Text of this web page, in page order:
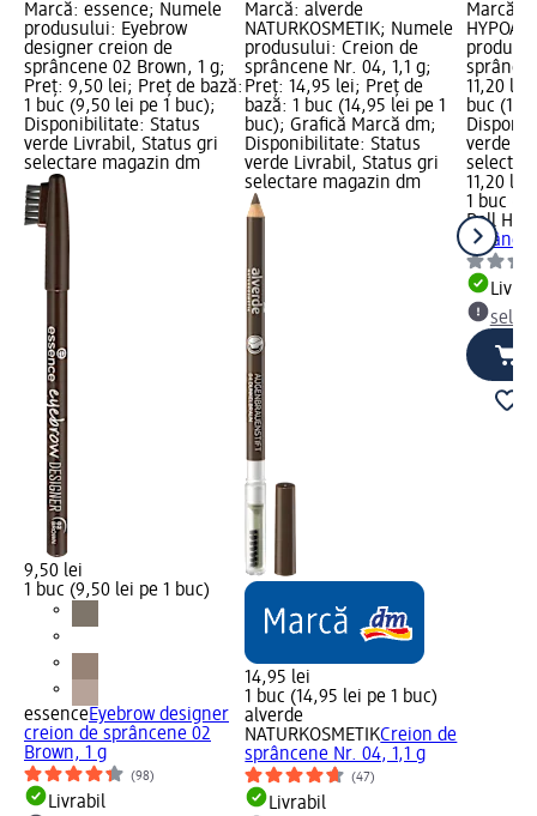
Marcă: essence; Numele
produsului: Eyebrow
designer creion de
sprâncene 02 Brown, 1 g;
Preț: 9,50 lei; Preț de bază:
1 buc (9,50 lei pe 1 buc);
Disponibilitate: Status
verde Livrabil, Status gri
selectare magazin dm
9,50 lei
1 buc (9,50 lei pe 1 buc)
essenceEyebrow designer
creion de sprâncene 02
Brown, 1 g
(98)
Livrabil
Marcă: alverde
NATURKOSMETIK; Numele
produsului: Creion de
sprâncene Nr. 04, 1,1 g;
Preț: 14,95 lei; Preț de
bază: 1 buc (14,95 lei pe 1
buc); Grafică Marcă dm;
Disponibilitate: Status
verde Livrabil, Status gri
selectare magazin dm
14,95 lei
1 buc (14,95 lei pe 1 buc)
alverde
NATURKOSMETIKCreion de
sprâncene Nr. 04, 1,1 g
(47)
Livrabil
Marcă:
11,20
buc
verde
11,20 lei
1 buc
Bell